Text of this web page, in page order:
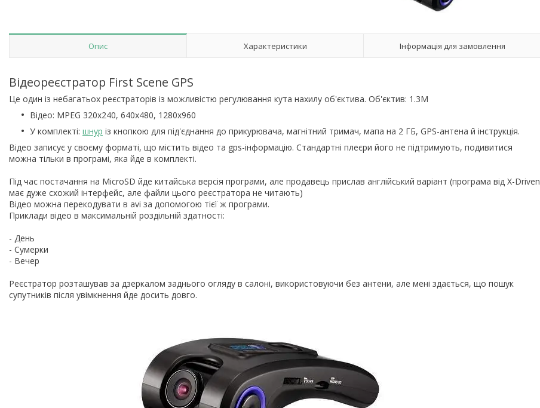
Опис Характеристики Інформація для замовлення
Відеореєстратор First Scene GPS
Це один із небагатьох реєстраторів із можливістю регулювання кута нахилу об'єктива. Об'єктив: 1.3M
Відео: MPEG 320x240, 640x480, 1280x960
У комплекті: шнур із кнопкою для під'єднання до прикурювача, магнітний тримач, мапа на 2 ГБ, GPS-антена й інструкція.
Відео записує у своєму форматі, що містить відео та gps-інформацію. Стандартні плеєри його не підтримують, подивитися
можна тільки в програмі, яка йде в комплекті.
Під час постачання на MicroSD йде китайська версія програми, але продавець прислав англійський варіант (програма від X-Driven
має дуже схожий інтерфейс, але файли цього реєстратора не читають)
Відео можна перекодувати в avi за допомогою тієї ж програми.
Приклади відео в максимальній роздільній здатності:
- День
- Сумерки
- Вечер
Реєстратор розташував за дзеркалом заднього огляду в салоні, використовуючи без антени, але мені здається, що пошук
супутників після увімкнення йде досить довго.